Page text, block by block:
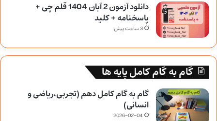
دانلود آزمون 2 آبان 1404 قلم چی +
پاسخنامه + کلید
3 ساعت پیش
گام به گام کامل پایه ها
گام به گام کامل دهم (تجربی،ریاضی و
انسانی)
2026-02-04